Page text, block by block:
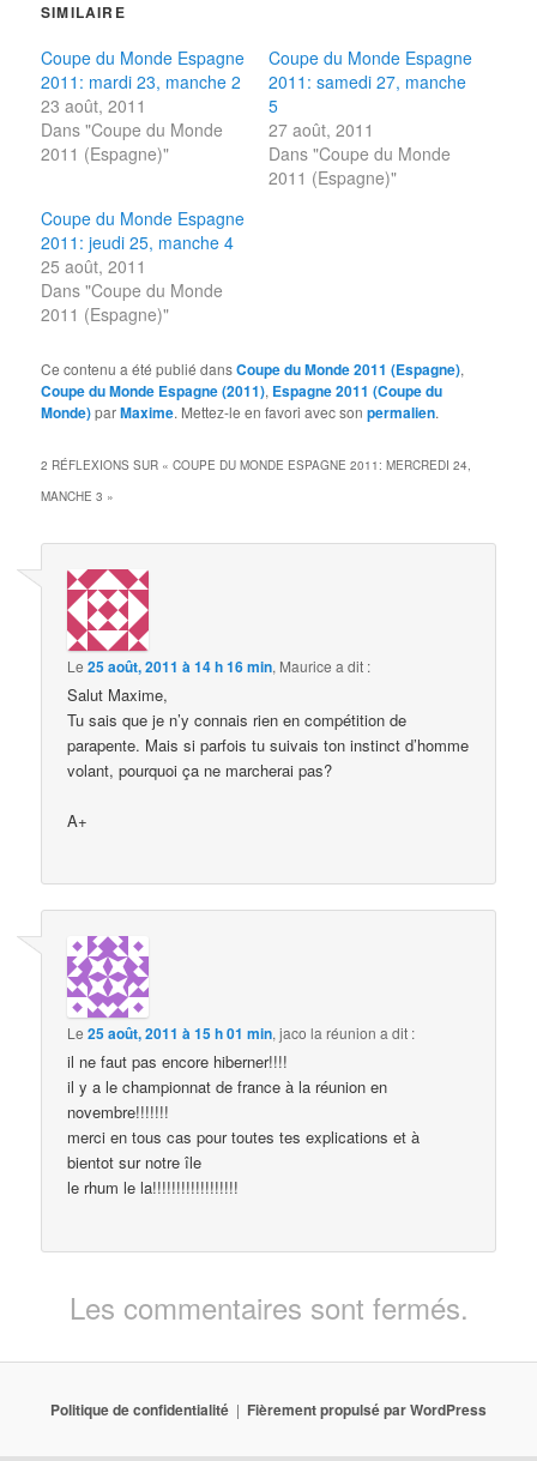
SIMILAIRE
Coupe du Monde Espagne
2011: mardi 23, manche 2
23 août, 2011
Dans "Coupe du Monde
2011 (Espagne)"
Coupe du Monde Espagne
2011: samedi 27, manche
5
27 août, 2011
Dans "Coupe du Monde
2011 (Espagne)"
Coupe du Monde Espagne
2011: jeudi 25, manche 4
25 août, 2011
Dans "Coupe du Monde
2011 (Espagne)"
Ce contenu a été publié dansCoupe du Monde 2011 (Espagne),
Coupe du Monde Espagne (2011), Espagne 2011 (Coupe du
Monde)parMaxime. Mettez-le en favori avec sonpermalien.
2 RÉFLEXIONS SUR «COUPE DU MONDE ESPAGNE 2011: MERCREDI 24,
MANCHE 3 »
Le25 août, 2011 à 14 h 16 min, Maurice a dit :
Salut Maxime,
Tu sais que je n’y connais rien en compétition de
parapente. Mais si parfois tu suivais ton instinct d’homme
volant, pourquoi ça ne marcherai pas?
A+
Le25 août, 2011 à 15 h 01 min,jaco la réunion a dit :
il ne faut pas encore hiberner!!!!
il y a le championnat de france à la réunion en
novembre!!!!!!!
merci en tous cas pour toutes tes explications et à
bientot sur notre île
le rhum le la!!!!!!!!!!!!!!!!!!
Les commentaires sont fermés.
Politique de confidentialité Fièrement propulsé par WordPress